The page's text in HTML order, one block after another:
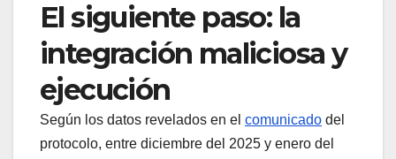
El siguiente paso: la
integración maliciosa y
ejecución
Según los datos revelados en el comunicado del
protocolo, entre diciembre del 2025 y enero del